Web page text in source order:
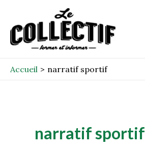
contenu
Accueil narratif sportif
narratif sportif